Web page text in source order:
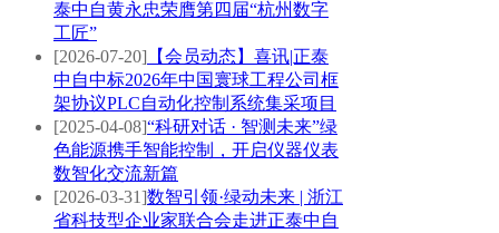
泰中自黄永忠荣膺第四届“杭州数字
工匠”
[2026-07-20] 【会员动态】喜讯|正泰
中自中标2026年中国寰球工程公司框
架协议PLC自动化控制系统集采项目
[2025-04-08]“科研对话 · 智测未来”绿
色能源携手智能控制，开启仪器仪表
数智化交流新篇
[2026-03-31]数智引领·绿动未来 | 浙江
省科技型企业家联合会走进正泰中自